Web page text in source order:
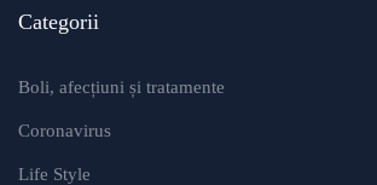
Categorii
Boli, afecțiuni și tratamente
Coronavirus
Life Style